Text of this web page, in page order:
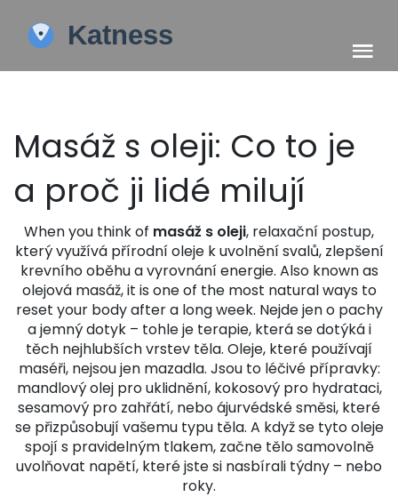
Masáž s oleji: Co to je
a proč ji lidé milují
When you think of masáž s oleji, relaxační postup,
který využívá přírodní oleje k uvolnění svalů, zlepšení
krevního oběhu a vyrovnání energie. Also known as
olejová masáž, it is one of the most natural ways to
reset your body after a long week. Nejde jen o pachy
a jemný dotyk – tohle je terapie, která se dotýká i
těch nejhlubších vrstev těla. Oleje, které používají
maséři, nejsou jen mazadla. Jsou to léčivé přípravky:
mandlový olej pro uklidnění, kokosový pro hydrataci,
sesamový pro zahřátí, nebo ájurvédské směsi, které
se přizpůsobují vašemu typu těla. A když se tyto oleje
spojí s pravidelným tlakem, začne tělo samovolně
uvolňovat napětí, které jste si nasbírali týdny – nebo
roky.